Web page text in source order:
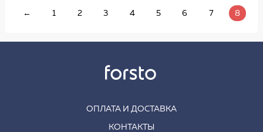
← 1 2 3 4 5 6 7 8
ОПЛАТА И ДОСТАВКА
КОНТАКТЫ